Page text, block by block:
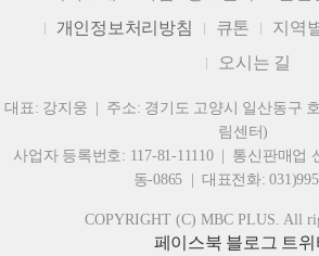
개인정보처리방침
큐톤 지역
오시는 길
대표: 강지웅 | 주소: 경기도 고양시 일산동구
림센터)
사업자 등록번호: 117-81-11110 | 통신판매업
동-0865 | 대표전화:
COPYRIGHT (C) MBC PLUS. All
페이스북 블로그 트위